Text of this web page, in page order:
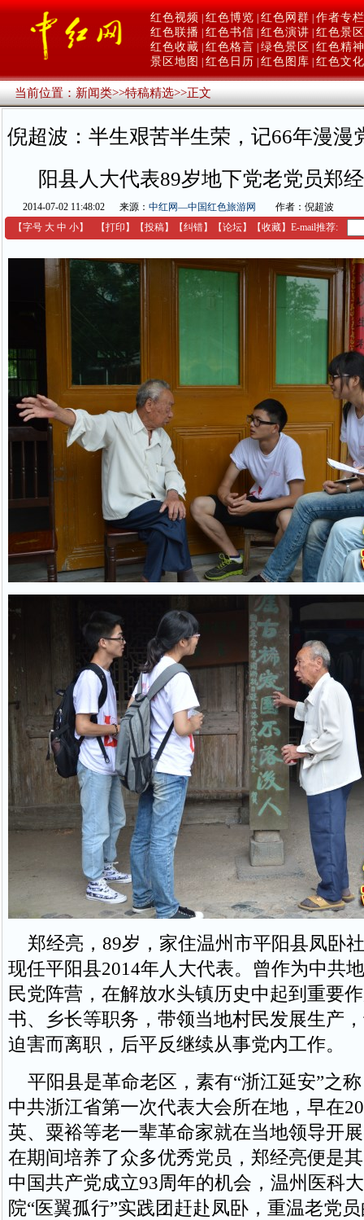
红色视频 红色博览 红色网群 作者专栏
红色联播 红色书信 红色演讲 红色景区
红色收藏 红色格言 绿色景区
红色精神
景区地图
红色日历 红色图库 红色文化
当前位置：新闻类>>特稿精选>>正文
倪超波：半生艰苦半生荣，记66年漫
阳县人大代表89岁地下党老党员郑
2014-07-02 11:48:02 来源： 中红网—中国红色旅游网
作者：倪超波
【字号 大 中 小】 【打印 】 【投稿】 【纠错】 【论坛】 【收藏】 E-mail推荐:
郑经亮，89岁，家住温州市平阳县凤卧
现任平阳县2014年人大代表。曾作为中共
民党阵营，在解放水头镇历史中起到重要
书、乡长等职务，带领当地村民发展生产
迫害而离职，后平反继续从事党内工作。
平阳县是革命老区，素有“浙江延安”之
中共浙江省第一次代表大会所在地，早在
英、粟裕等老一辈革命家就在当地领导开
在期间培养了众多优秀党员，郑经亮便是
中国共产党成立93周年的机会，温州医科
院“医翼孤行”实践团赶赴凤卧，重温老党